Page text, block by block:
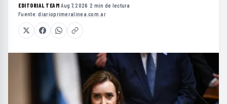
EDITORIAL TEAM·Aug 7, 2026 ·2 min de lectura ·
Fuente:diarioprimeralinea.com.ar